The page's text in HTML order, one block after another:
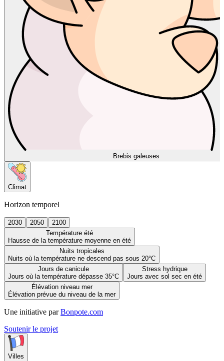
Brebis galeuses
Climat
Horizon temporel
2030 2050
2100
Température été
Hausse de la température moyenne en été
Nuits tropicales
Nuits où la température ne descend pas sous 20°C
Jours de canicule
Jours où la température dépasse 35°C
Stress hydrique
Jours avec sol sec en été
Élévation niveau mer
Élévation prévue du niveau de la mer
Une initiative par Bonpote.com
Soutenir le projet
Villes